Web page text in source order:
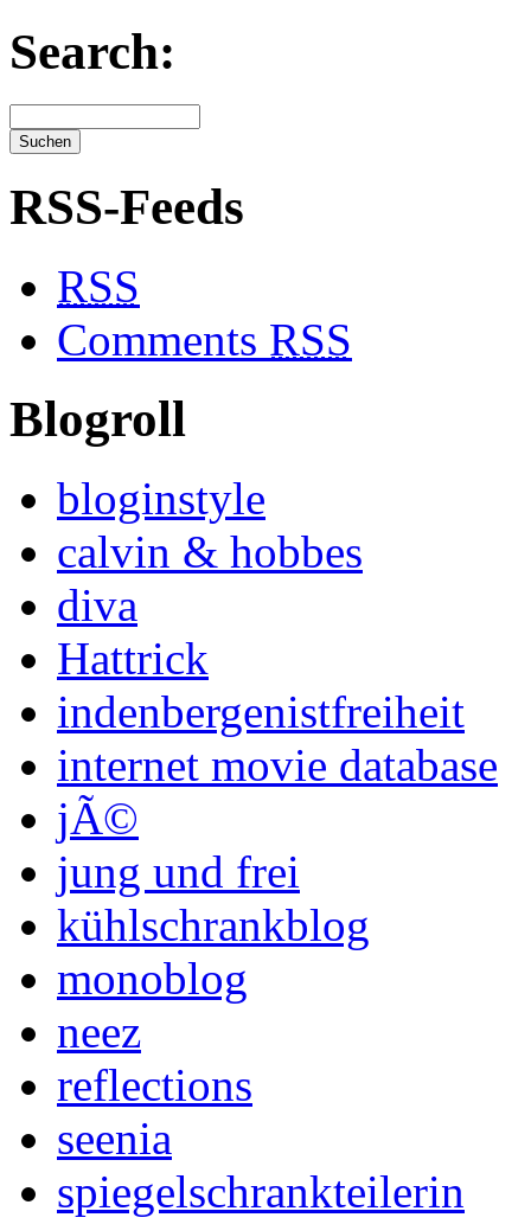
Search:
RSS-Feeds
RSS
Comments RSS
Blogroll
bloginstyle
calvin & hobbes
diva
Hattrick
indenbergenistfreiheit
internet movie database
jÃ©
jung und frei
kühlschrankblog
monoblog
neez
reflections
seenia
spiegelschrankteilerin